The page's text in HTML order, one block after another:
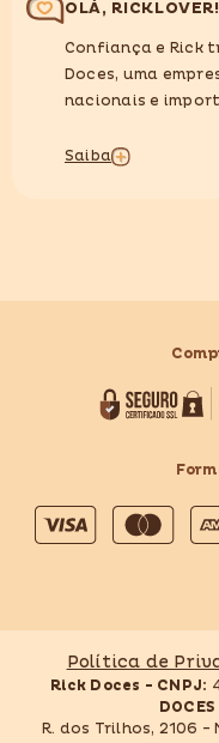
OLÁ, RICKLOVER!
Confiança e Rick
Doces, uma
nacionais e
Saiba
Política de
Rick Doces - CNPJ:
R. dos Trilhos, 2106 -